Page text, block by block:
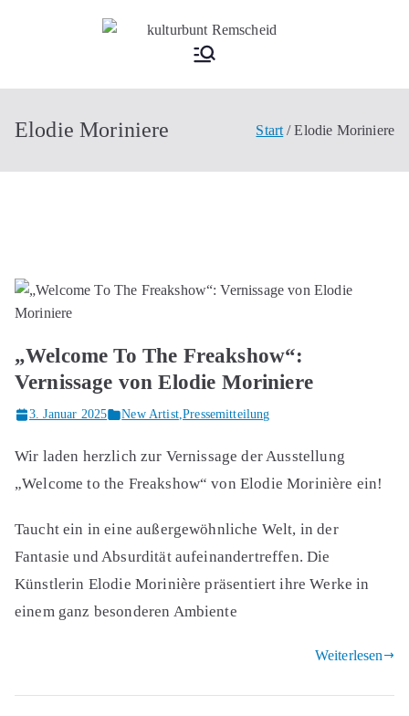
rbun
t
d
Elodie Moriniere Start Elodie Moriniere
„Welcome To The Freakshow“:
Vernissage von Elodie Moriniere
3. Januar 2025 New Artist,Pressemitteilung
Wir laden herzlich zur Vernissage der Ausstellung
„Welcome to the Freakshow“ von Elodie Morinière ein!
Taucht ein in eine außergewöhnliche Welt, in der
Fantasie und Absurdität aufeinandertreffen. Die
Künstlerin Elodie Morinière präsentiert ihre Werke in
einem ganz besonderen Ambiente
Weiterlesen